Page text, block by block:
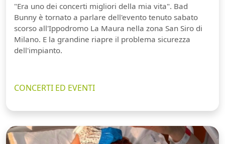
"Era uno dei concerti migliori della mia vita". Bad
Bunny è tornato a parlare dell'evento tenuto sabato
scorso all'Ippodromo La Maura nella zona San Siro di
Milano. E la grandine riapre il problema sicurezza
dell'impianto.
CONCERTI ED EVENTI